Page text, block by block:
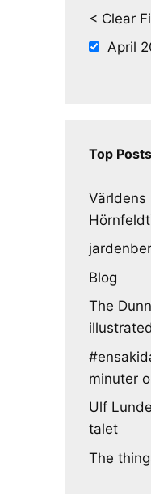
< Clear
April
Top
Världens
Blog
The
minuter
Ulf
talet
The